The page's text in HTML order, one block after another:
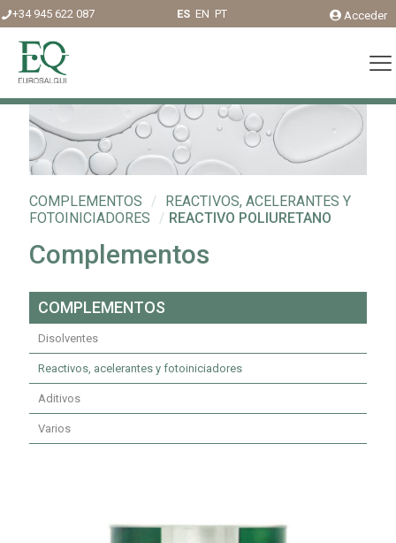
+34 945 622 087 ES EN PT Acceder
COMPLEMENTOS / REACTIVOS, ACELERANTES Y
FOTOINICIADORES
/ REACTIVO POLIURETANO
Complementos
COMPLEMENTOS
Disolventes
Reactivos, acelerantes y fotoiniciadores
Aditivos
Varios